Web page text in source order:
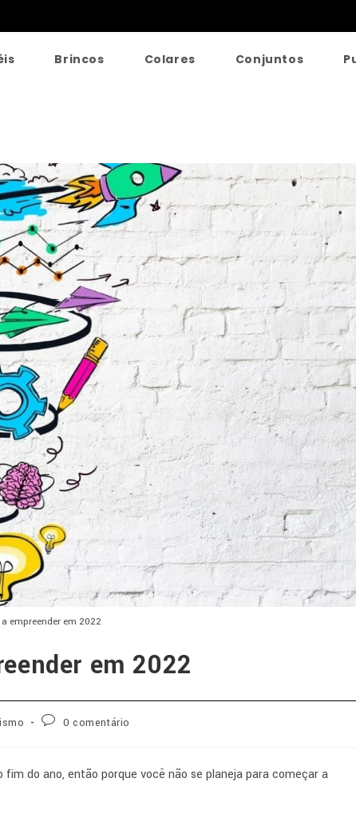
Brincos Colares Conjuntos
empreender em 2022
em 2022
0 comentário
do ano, então porque você não se planeja para começar a